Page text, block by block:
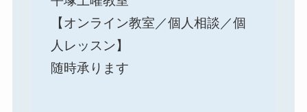
【オンライン教室／個人相談／個
人レッスン】
随時承ります